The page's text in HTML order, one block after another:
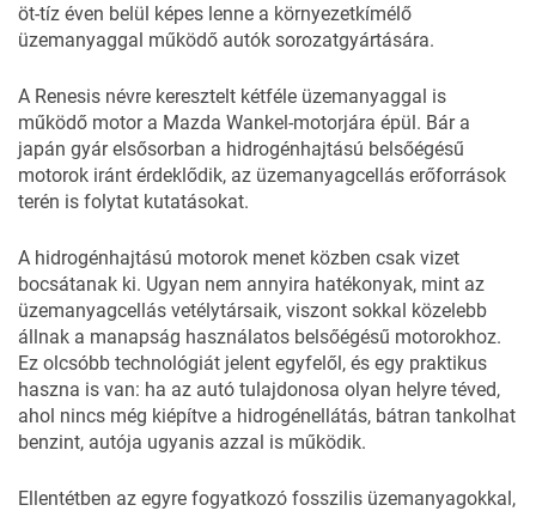
öt-tíz éven belül képes lenne a környezetkímélő
üzemanyaggal működő autók sorozatgyártására.
A Renesis névre keresztelt kétféle üzemanyaggal is
működő motor a Mazda Wankel-motorjára épül. Bár a
japán gyár elsősorban a hidrogénhajtású belsőégésű
motorok iránt érdeklődik, az üzemanyagcellás erőforrások
terén is folytat kutatásokat.
A hidrogénhajtású motorok menet közben csak vizet
bocsátanak ki. Ugyan nem annyira hatékonyak, mint az
üzemanyagcellás vetélytársaik, viszont sokkal közelebb
állnak a manapság használatos belsőégésű motorokhoz.
Ez olcsóbb technológiát jelent egyfelől, és egy praktikus
haszna is van: ha az autó tulajdonosa olyan helyre téved,
ahol nincs még kiépítve a hidrogénellátás, bátran tankolhat
benzint, autója ugyanis azzal is működik.
Ellentétben az egyre fogyatkozó fosszilis üzemanyagokkal,